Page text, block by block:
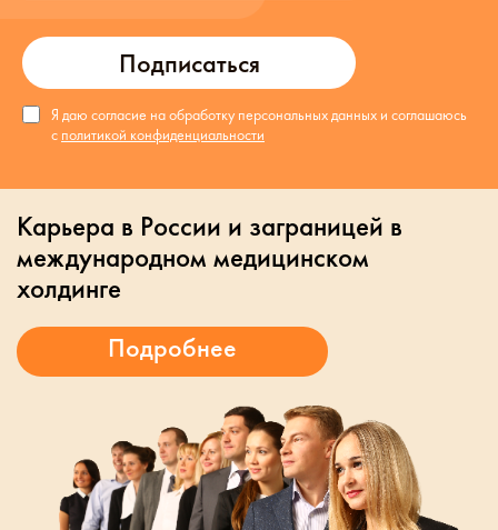
Подписаться
Я даю согласие на обработку персональных данных и соглашаюсь
с политикой конфиденциальности
Карьера в России и заграницей в
международном медицинском
холдинге